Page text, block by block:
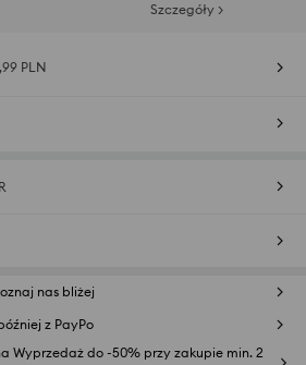
Szczegóły >
PLN
nas bliżej
z PayPo
Wyprzedaż do -50% przy zakupie min. 2